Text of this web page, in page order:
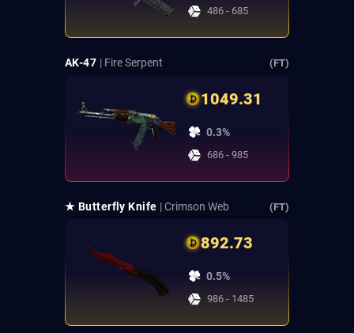
486 - 685
AK-47 | Fire Serpent (FT)
1049.31
0.3%
686 - 985
★ Butterfly Knife | Crimson Web (FT)
892.73
0.5%
986 - 1485